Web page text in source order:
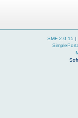
SMF 2.0.15 |